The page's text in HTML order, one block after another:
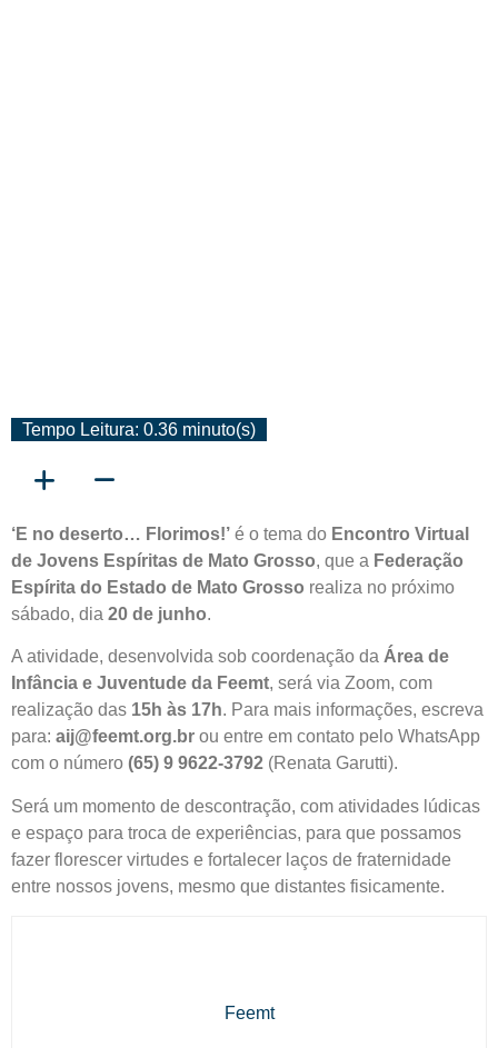
Tempo Leitura: 0.36 minuto(s)
‘E no deserto… Florimos!’ é o tema do Encontro Virtual
de Jovens Espíritas de Mato Grosso, que a Federação
Espírita do Estado de Mato Grosso realiza no próximo
sábado, dia 20 de junho.
A atividade, desenvolvida sob coordenação da Área de
Infância e Juventude da Feemt, será via Zoom, com
realização das 15h às 17h. Para mais informações, escreva
para: aij@feemt.org.br ou entre em contato pelo WhatsApp
com o número (65) 9 9622-3792 (Renata Garutti).
Será um momento de descontração, com atividades lúdicas
e espaço para troca de experiências, para que possamos
fazer florescer virtudes e fortalecer laços de fraternidade
entre nossos jovens, mesmo que distantes fisicamente.
Feemt